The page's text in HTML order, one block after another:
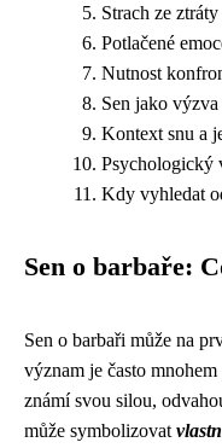
Strach ze
Potlačené
Nutnost
Sen jako
Kontext snu a
Psychologický
Kdy vyhledat
Sen o barbaře:
Sen o barbaři může na
význam je často
známí svou silou,
může symbolizovat